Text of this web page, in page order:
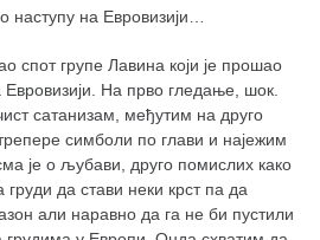
на Евровизији…
спот групе Лавина који је прошао
На прво гледање, шок.
сатанизам, међутим на друго
симболи по глави и најежим
је о љубави, друго помислих како
да стави неки крст па да
али наравно да га не би пустили